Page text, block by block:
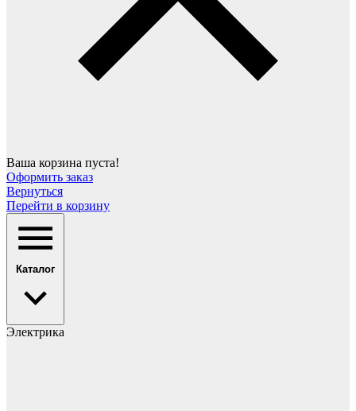
Ваша корзина пуста!
Оформить заказ
Вернуться
Перейти в корзину
Каталог
Электрика